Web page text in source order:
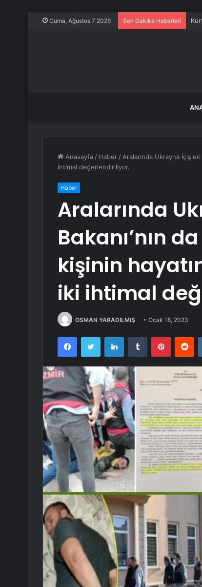
Cuma, Ağustos 7 2026 Son Dakika Haberleri
Anasayfa / Haber / Aralarında Ukrayna
ihtimal değerlendiriliyor.
Haber
Aralarında
Bakanı’nın
kişinin
iki ihtimal
OSMAN YARADILMIŞ Ocak 18, 2023
FacebookTwitter LinkedInTumblr Pinterest